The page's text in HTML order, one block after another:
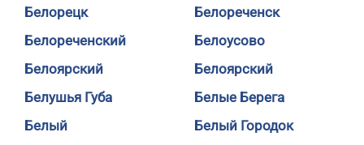
Белорецк
Белореченск
Белореченский
Белоусово
Белоярский
Белоярский
Белушья Губа
Белые Берега
Белый
Белый Городок